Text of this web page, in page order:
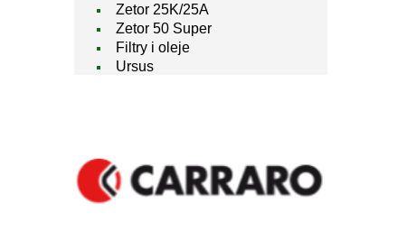
Zetor 25K/25A
Zetor 50 Super
Filtry i oleje
Ursus